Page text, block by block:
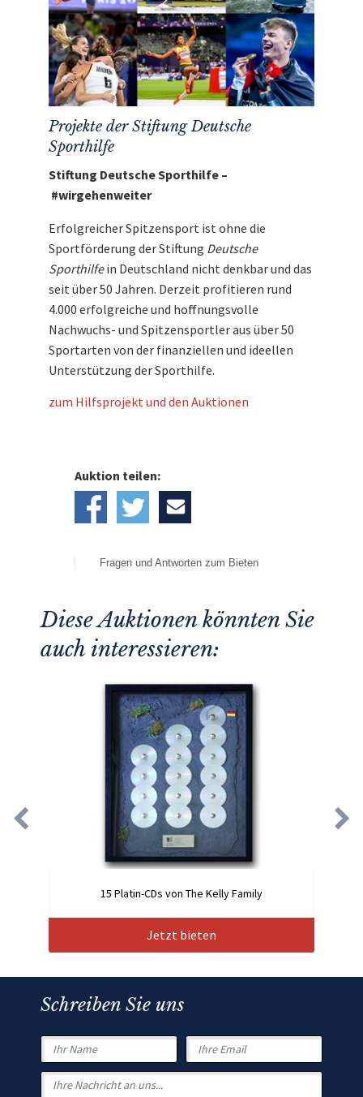
Zweck!
Projekte der Stiftung Deutsche
Sporthilfe
Stiftung Deutsche Sporthilfe –
#wirgehenweiter
Erfolgreicher Spitzensport ist ohne die
Sportförderung der Stiftung Deutsche
Sporthilfein Deutschland nicht denkbar und das
seit über 50 Jahren. Derzeit profitieren rund
4.000 erfolgreiche und hoffnungsvolle
Nachwuchs- und Spitzensportler aus über 50
Sportarten von der finanziellen und ideellen
Unterstützung der Sporthilfe.
zum Hilfsprojekt und den Auktionen
Auktion teilen:
Fragen und Antworten zum Bieten
Diese Auktionen könnten Sie
auch interessieren:
15 Platin-CDs von The Kelly Family
Jetzt bieten
Schreiben Sie uns